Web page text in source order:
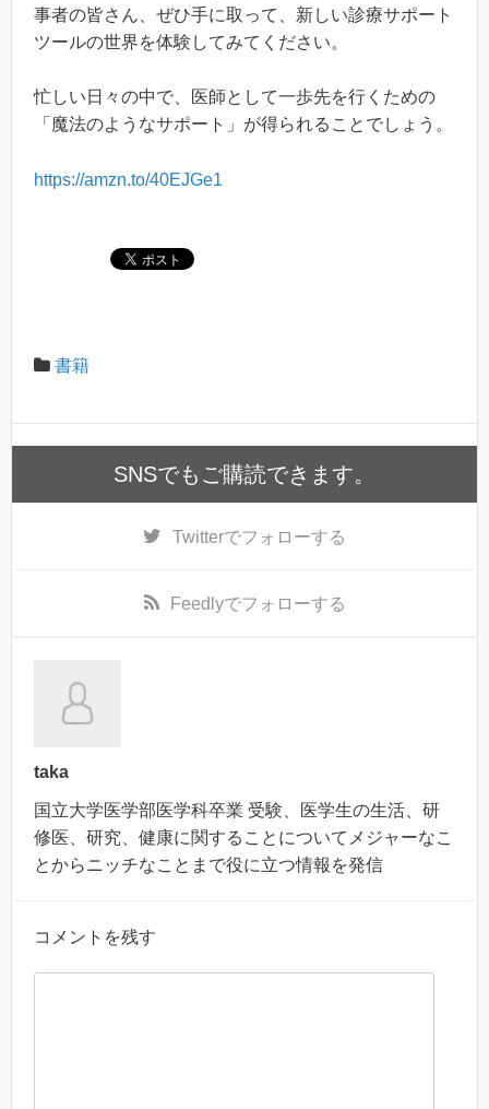
事者の皆さん、ぜひ手に取って、新しい診療サポート
ツールの世界を体験してみてください。
忙しい日々の中で、医師として一歩先を行くための
「魔法のようなサポート」が得られることでしょう。
https://amzn.to/40EJGe1
書籍
SNSでもご購読できます。
Twitterでフォローする
Feedlyでフォローする
taka
国立大学医学部医学科卒業 受験、医学生の生活、研
修医、研究、健康に関することについてメジャーなこ
とからニッチなことまで役に立つ情報を発信
コメントを残す